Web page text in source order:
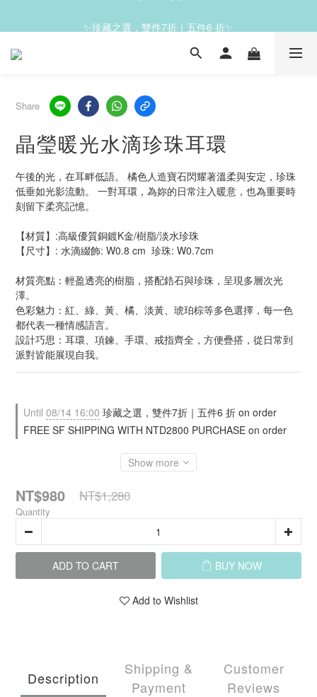
Share
晶瑩暖光水滴珍珠耳環
午後的光，在耳畔低語。 橘色人造寶石閃耀著溫柔與安定，珍珠
低垂如光影流動。 一對耳環，為妳的日常注入暖意，也為重要時
刻留下柔亮記憶。
【材質】:高級優質銅鍍K金/樹脂/淡水珍珠
【尺寸】: 水滴綴飾: W0.8 cm  珍珠: W0.7cm
材質亮點：輕盈透亮的樹脂，搭配鋯石與珍珠，呈現多層次光
澤。
色彩魅力：紅、綠、黃、橘、淡黃、琥珀棕等多色選擇，每一色
都代表一種情感語言。
設計巧思：耳環、項鍊、手環、戒指齊全，方便疊搭，從日常到
派對皆能展現自我。
Until 08/14 16:00 珍藏之選，雙件7折｜五件6 折 on order
FREE SF SHIPPING WITH NTD2800 PURCHASE on order
Show more
NT$980 NT$1,280
Quantity
ADD TO CART BUY NOW
Add to Wishlist
Description
Shipping &
Payment
Customer
Reviews